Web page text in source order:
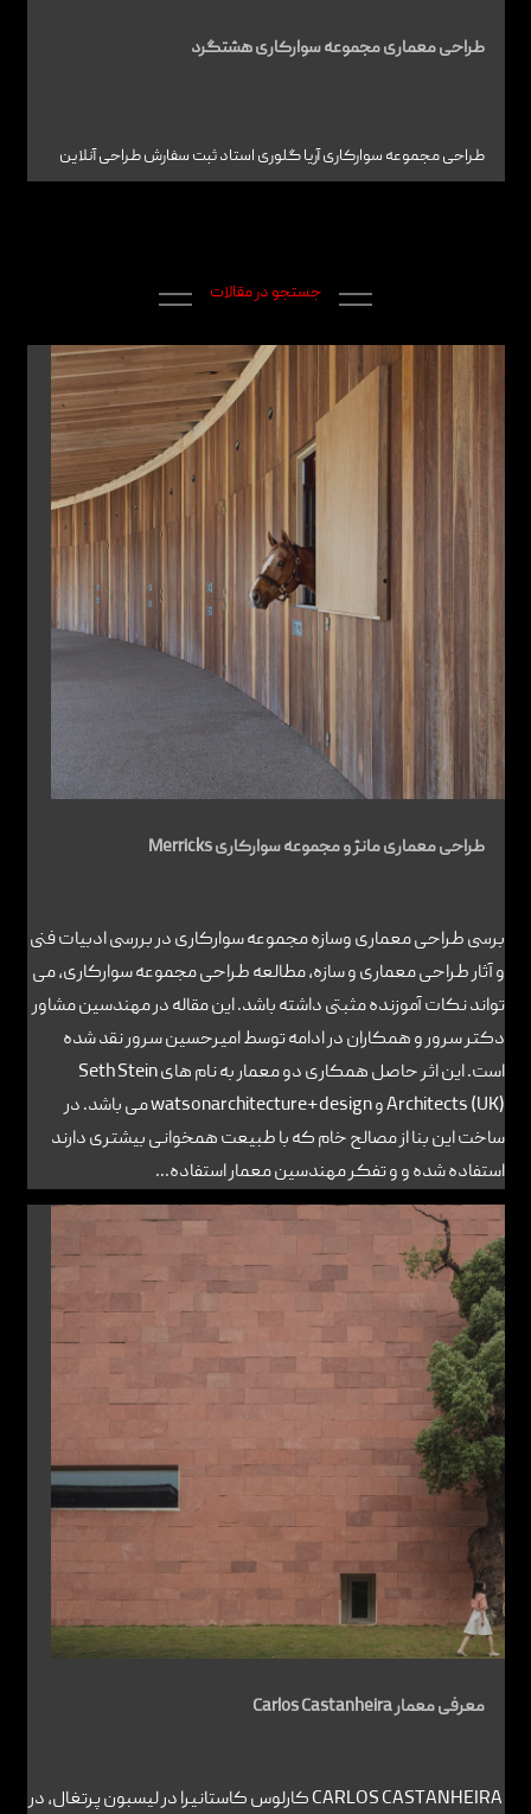
طراحی معماری مجموعه سوارکاری هشتگرد
طراحی مجموعه سوارکاری آریا گلوری استاد ثبت سفارش طراحی آنلاین
جستجو در مقالات
طراحی معماری مانژ و مجموعه سوارکاری Merricks
برسی طراحی معماری وسازه مجموعه سوارکاری در بررسی ادبیات فنی
و آثار طراحی معماری و سازه، مطالعه طراحی مجموعه سوارکاری، می
تواند نکات آموزنده مثبتی داشته باشد. این مقاله در مهندسین مشاور
دکتر سرور و همکاران در ادامه توسط امیرحسین سرور نقد شده
است. این اثر حاصل همکاری دو معمار به نام های Seth Stein
Architects (UK) و watsonarchitecture+design می باشد. در
ساخت این بنا از مصالح خام که با طبیعت همخوانی بیشتری دارند
استفاده شده و و تفکر مهندسین معمار استفاده...
معرفی معمار Carlos Castanheira
CARLOS CASTANHEIRA کارلوس کاستانیرا در لیسبون پرتغال، در